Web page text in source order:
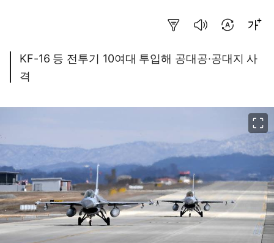
KF-16 등 전투기 10여대 투입해 공대공·공대지 사
격